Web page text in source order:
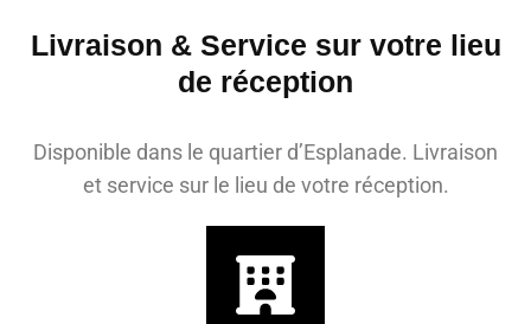
Livraison & Service sur votre lieu
de réception
Disponible dans le quartier d’Esplanade. Livraison
et service sur le lieu de votre réception.